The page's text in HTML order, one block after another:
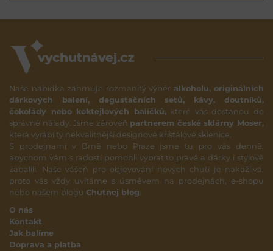
Naše nabídka zahrnuje rozmanitý výběr alkoholu, originálních
dárkových balení, degustačních setů, kávy, doutníků,
čokolády nebo koktejlových balíčků,které vás dostanou do
správné nálady. Jsme zároveň partnerem české sklárny Moser,
která vyrábí ty nekvalitnější designové křišťálové sklenice.
S prodejnami v Brně nebo Praze jsme tu pro vás denně,
abychom vám s radostí pomohli vybrat to pravé a dárky i stylově
zabalili. Naše vášeň pro objevování nových chutí je nakažlivá,
proto vás vždy uvítáme s úsměvem na prodejnách, e-shopu
nebo našem blogu Chutnej blog.
O nás
Kontakt
Jak balíme
Doprava a platba